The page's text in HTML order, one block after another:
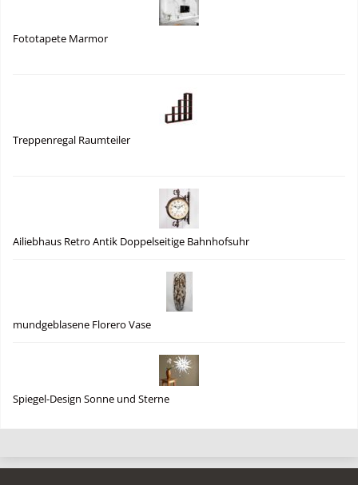
Fototapete Marmor
Treppenregal Raumteiler
Ailiebhaus Retro Antik Doppelseitige Bahnhofsuhr
mundgeblasene Florero Vase
Spiegel-Design Sonne und Sterne